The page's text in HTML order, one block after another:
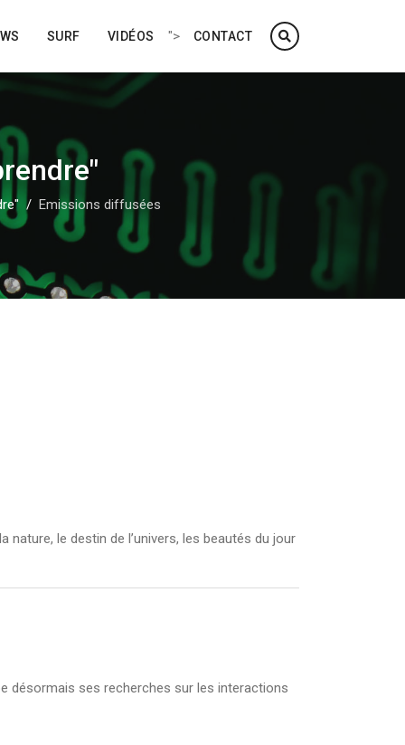
SURF VIDÉOS "> CONTACT
Emissions diffusées
nature, le destin de l’univers, les beautés du jour
désormais ses recherches sur les interactions